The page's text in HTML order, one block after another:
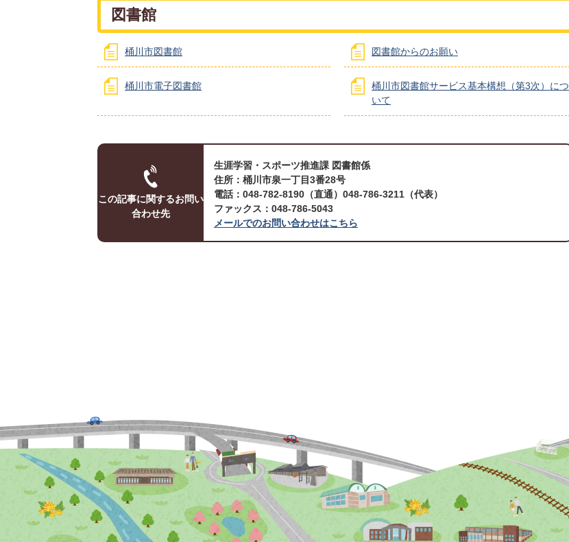
図書館
桶川市図書館 図書館からのお願い
桶川市電子図書館
桶川市図書館サービス基本構想（第3次）につ
いて
この記事に関するお問い
合わせ先
生涯学習・スポーツ推進課 図書館係
住所：桶川市泉一丁目3番28号
電話：048-782-8190（直通）048-786-3211（代表）
ファックス：048-786-5043
メールでのお問い合わせはこちら